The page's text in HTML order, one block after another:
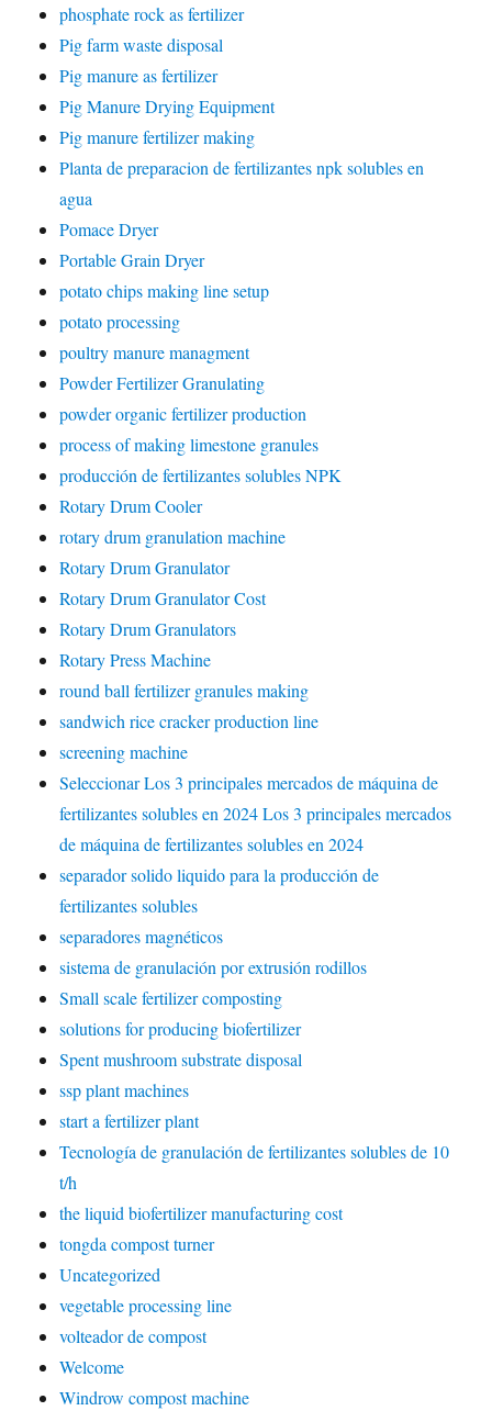
phosphate rock as fertilizer
Pig farm waste disposal
Pig manure as fertilizer
Pig Manure Drying Equipment
Pig manure fertilizer making
Planta de preparacion de fertilizantes npk solubles en
agua
Pomace Dryer
Portable Grain Dryer
potato chips making line setup
potato processing
poultry manure managment
Powder Fertilizer Granulating
powder organic fertilizer production
process of making limestone granules
producción de fertilizantes solubles NPK
Rotary Drum Cooler
rotary drum granulation machine
Rotary Drum Granulator
Rotary Drum Granulator Cost
Rotary Drum Granulators
Rotary Press Machine
round ball fertilizer granules making
sandwich rice cracker production line
screening machine
Seleccionar Los 3 principales mercados de máquina de
fertilizantes solubles en 2024 Los 3 principales mercados
de máquina de fertilizantes solubles en 2024
separador solido liquido para la producción de
fertilizantes solubles
separadores magnéticos
sistema de granulación por extrusión rodillos
Small scale fertilizer composting
solutions for producing biofertilizer
Spent mushroom substrate disposal
ssp plant machines
start a fertilizer plant
Tecnología de granulación de fertilizantes solubles de 10
t/h
the liquid biofertilizer manufacturing cost
tongda compost turner
Uncategorized
vegetable processing line
volteador de compost
Welcome
Windrow compost machine